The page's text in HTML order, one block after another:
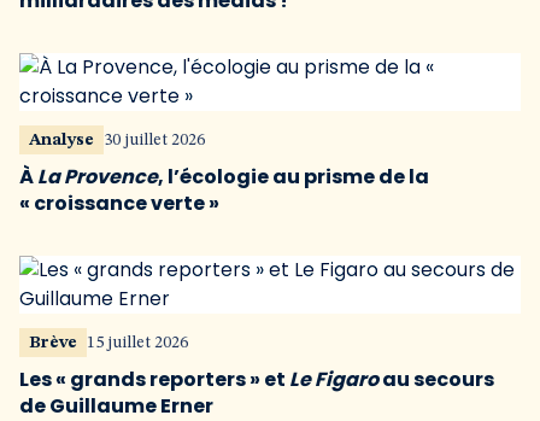
Analyse 30 juillet 2026
ÀLa Provence, l’écologie au prisme de la
« croissance verte »
Brève 15 juillet 2026
Les « grands reporters » et Le Figaroau secours
de Guillaume Erner